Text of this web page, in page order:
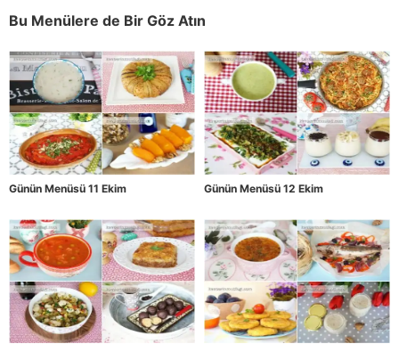
Bu Menülere de Bir Göz Atın
Günün Menüsü 11 Ekim Günün Menüsü 12 Ekim